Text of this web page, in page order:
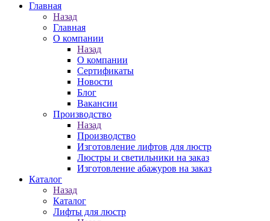
Главная
Назад
Главная
О компании
Назад
О компании
Сертификаты
Новости
Блог
Вакансии
Производство
Назад
Производство
Изготовление лифтов для люстр
Люстры и светильники на заказ
Изготовление абажуров на заказ
Каталог
Назад
Каталог
Лифты для люстр